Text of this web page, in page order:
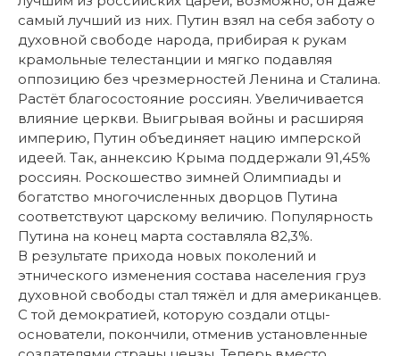
самый лучший из них. Путин взял на себя заботу о
духовной свободе народа, прибирая к рукам
крамольные телестанции и мягко подавляя
оппозицию без чрезмерностей Ленина и Сталина.
Растёт благосостояние россиян. Увеличивается
влияние церкви. Выигрывая войны и расширяя
империю, Путин объединяет нацию имперской
идеей. Так, аннексию Крыма поддержали 91,45%
россиян. Роскошество зимней Олимпиады и
богатство многочисленных дворцов Путина
соответствуют царскому величию. Популярность
Путина на конец марта составляла 82,3%.
В результате прихода новых поколений и
этнического изменения состава населения груз
духовной свободы стал тяжёл и для американцев.
С той демократией, которую создали отцы-
основатели, покончили, отменив установленные